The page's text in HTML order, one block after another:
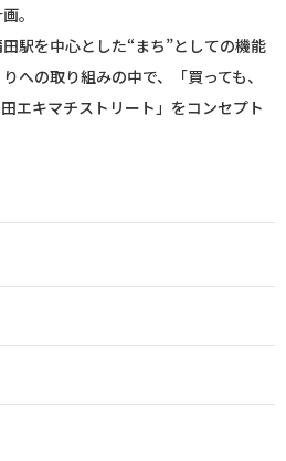
。
駅を中心とした“まち”としての機能
への取り組みの中で、「買っても、
エキマチストリート」をコンセプト